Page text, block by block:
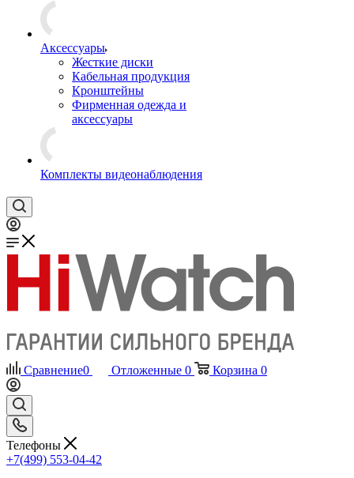
Аксессуары
Жесткие диски
Кабельная продукция
Кронштейны
Фирменная одежда и
аксессуары
Комплекты видеонаблюдения
Сравнение0 Отложенные 0 Корзина 0
Телефоны
+7(499) 553-04-42